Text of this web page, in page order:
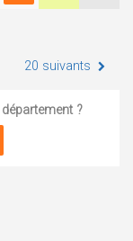
20 suivants
?